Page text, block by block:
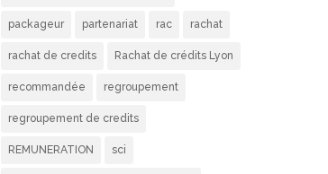
packageur partenariat rac rachat
rachat de credits Rachat de crédits Lyon
recommandée regroupement
regroupement de credits
REMUNERATION sci